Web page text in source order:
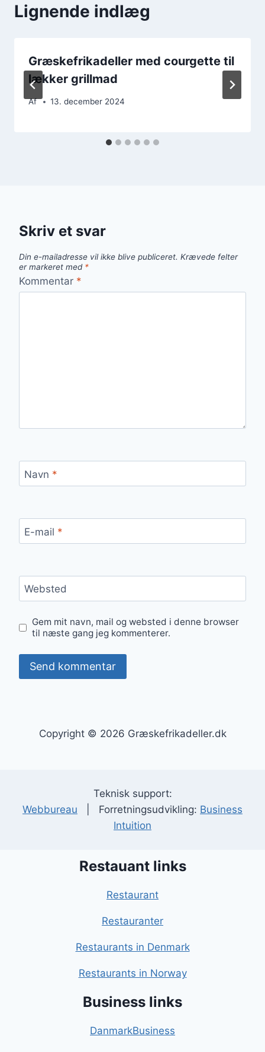
Lignende indlæg
Græskefrikadeller med courgette til
lækker grillmad
Af 13. december 2024
Skriv et svar
Din e-mailadresse vil ikke blive publiceret. Krævede felter
er markeret med *
Kommentar *
Navn *
E-mail *
Websted
Gem mit navn, mail og websted i denne browser
til næste gang jeg kommenterer.
Copyright © 2026 Græskefrikadeller.dk
Teknisk support:
Webbureau | Forretningsudvikling: Business
Intuition
Restauant links
Restaurant
Restauranter
Restaurants in Denmark
Restaurants in Norway
Business links
DanmarkBusiness